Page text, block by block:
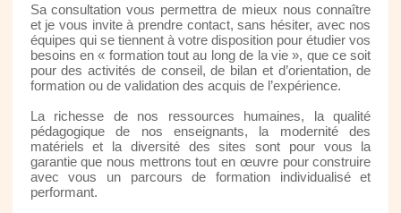
Sa consultation vous permettra de mieux nous connaître
et je vous invite à prendre contact, sans hésiter, avec nos
équipes qui se tiennent à votre disposition pour étudier vos
besoins en « formation tout au long de la vie », que ce soit
pour des activités de conseil, de bilan et d’orientation, de
formation ou de validation des acquis de l’expérience.
La richesse de nos ressources humaines, la qualité
pédagogique de nos enseignants, la modernité des
matériels et la diversité des sites sont pour vous la
garantie que nous mettrons tout en œuvre pour construire
avec vous un parcours de formation individualisé et
performant.